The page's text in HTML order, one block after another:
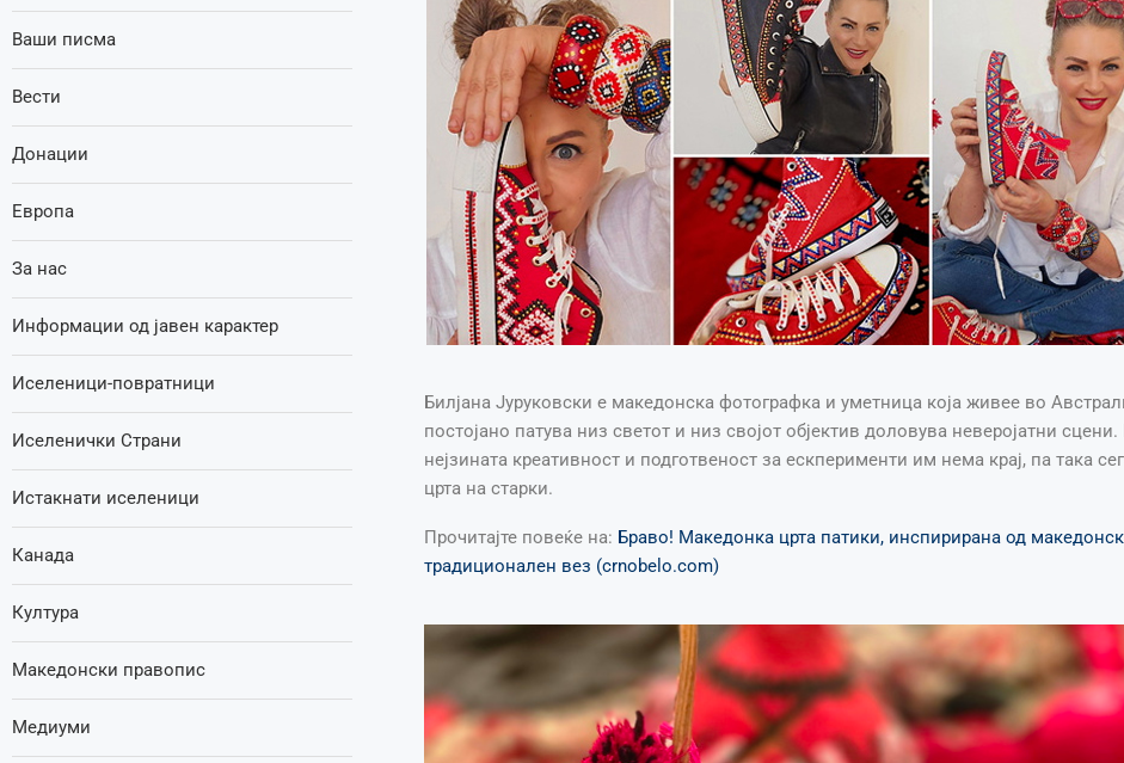
Билјана Јуруковски е македонска фотографка и уметница која живее во
постојано патува низ светот и низ својот објектив доловува неверојатни
нејзината креативност и подготвеност за ескперименти им нема крај, па така
црта на старки.
Прочитајте повеќе на: Браво! Македонка црта патики, инспирирана од
традиционален вез (crnobelo.com)
Ваши писма
Вести
Донации
Европа
За нас
Информации од јавен карактер
Иселеници-повратници
Иселенички Страни
Истакнати иселеници
Канада
Култура
Македонски правопис
Медиуми